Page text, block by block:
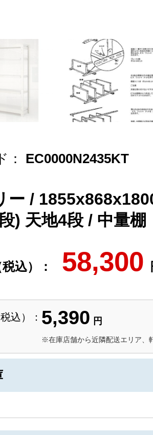
： EC0000N2435KT
ー /
) 天地4段 / 中量棚
込）： 58,300
込）： 5,390 円
※在庫店舗から近隣配送エリア、